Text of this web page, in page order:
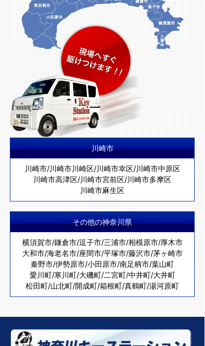
川崎市
川崎市/川崎市川崎区/川崎市幸区/川崎市中原区
川崎市高津区/川崎市宮前区/川崎市多摩区
川崎市麻生区
その他の神奈川県
横須賀市/鎌倉市/逗子市/三浦市/相模原市/厚木市
大和市/海老名市/座間市/平塚市/藤沢市/茅ヶ崎市
秦野市/伊勢原市/小田原市/南足柄市/葉山町
愛川町/寒川町/大磯町/二宮町/中井町/大井町
松田町/山北町/開成町/箱根町/真鶴町/湯河原町